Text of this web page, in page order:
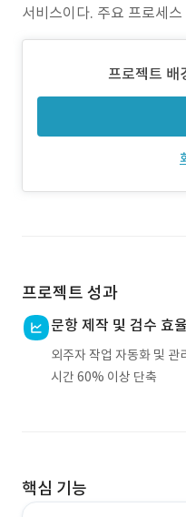
서비스이다. 주요 프로세
관리자 회원은 별도 생성
종결된 문항 수를 확인 할
별, 과목별 통계를 확인할
프로젝트 배
프로젝트 성과
문항 제작 및 검수 효
외주자 작업 자동화 및 관
시간 60% 이상 단축
핵심 기능